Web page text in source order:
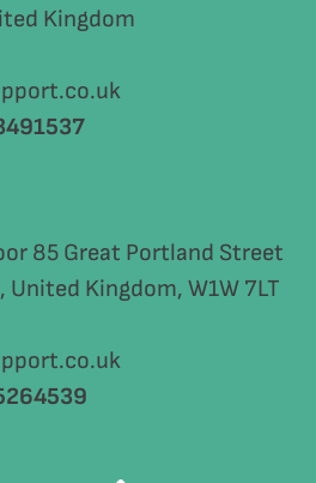
Kingdom
85 Great Portland Street
Kingdom, W1W 7LT